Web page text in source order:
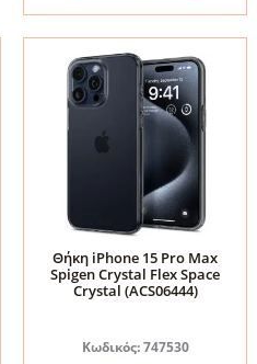
Max
Tech-
Protect
FlexAir
Hybrid
MagSafe
ποσότητα
Θήκη iPhone 15 Pro Max
Spigen Crystal Flex Space
Crystal (ACS06444)
Κωδικός: 747530